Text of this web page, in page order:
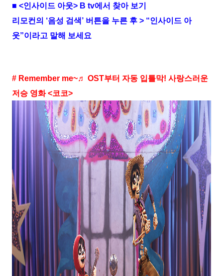
■ <인사이드 아웃> B tv에서 찾아 보기
리모컨의 ‘음성 검색’ 버튼을 누른 후 > “인사이드 아
웃”이라고 말해 보세요
# Remember me~♬ OST부터 자동 입틀막! 사랑스러운
저승 영화 <코코>